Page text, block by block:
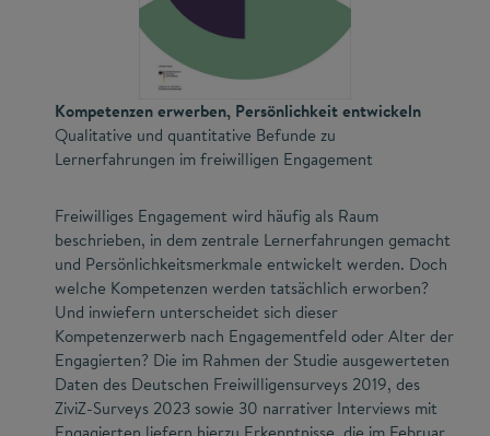
Kompetenzen erwerben, Persönlichkeit entwickeln
Qualitative und quantitative Befunde zu
Lernerfahrungen im freiwilligen Engagement
Freiwilliges Engagement wird häufig als Raum
beschrieben, in dem zentrale Lernerfahrungen gemacht
und Persönlichkeitsmerkmale entwickelt werden. Doch
welche Kompetenzen werden tatsächlich erworben?
Und inwiefern unterscheidet sich dieser
Kompetenzerwerb nach Engagementfeld oder Alter der
Engagierten? Die im Rahmen der Studie ausgewerteten
Daten des Deutschen Freiwilligensurveys 2019, des
ZiviZ-Surveys 2023 sowie 30 narrativer Interviews mit